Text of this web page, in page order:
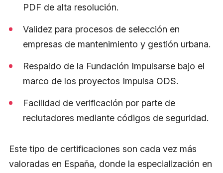
PDF de alta resolución.
Validez para procesos de selección en
empresas de mantenimiento y gestión urbana.
Respaldo de la Fundación Impulsarse bajo el
marco de los proyectos Impulsa ODS.
Facilidad de verificación por parte de
reclutadores mediante códigos de seguridad.
Este tipo de certificaciones son cada vez más
valoradas en España, donde la especialización en